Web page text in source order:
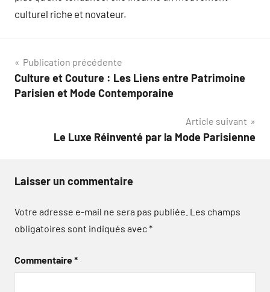
culturel riche et novateur.
Navigation
de
Publication précédente
Culture et Couture : Les Liens entre Patrimoine
Parisien et Mode Contemporaine
Article suivant
Le Luxe Réinventé par la Mode Parisienne
Laisser un commentaire
Votre adresse e-mail ne sera pas publiée. Les champs
obligatoires sont indiqués avec*
Commentaire*